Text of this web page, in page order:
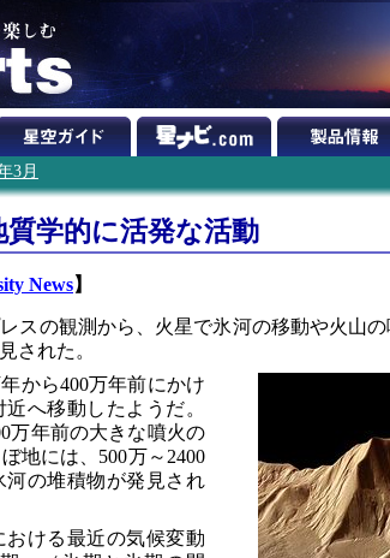
3月
学的に活発な活動
News】
スの観測から、火星で氷河の移動や火山
された。
から400万年前にかけ
へ移動したようだ。
万年前の大きな噴火の
地には、500万～2400
の堆積物が発見され
ける最近の気候変動